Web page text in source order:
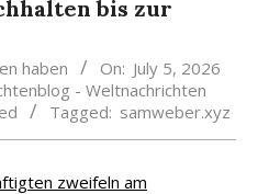
bis zur
haben On: July 5, 2026
- Weltnachrichten
Tagged: samweber.xyz
zweifeln am